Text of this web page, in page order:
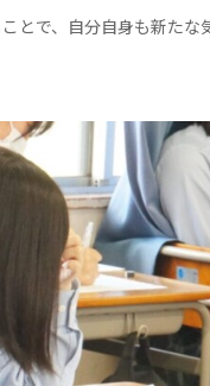
とで、自分自身も新たな